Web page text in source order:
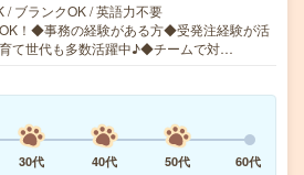
/ ブランクOK / 英語力不要
！◆事務の経験がある方◆受発注経験が活
て世代も多数活躍中♪◆チームで対…
30代 40代 50代
60代